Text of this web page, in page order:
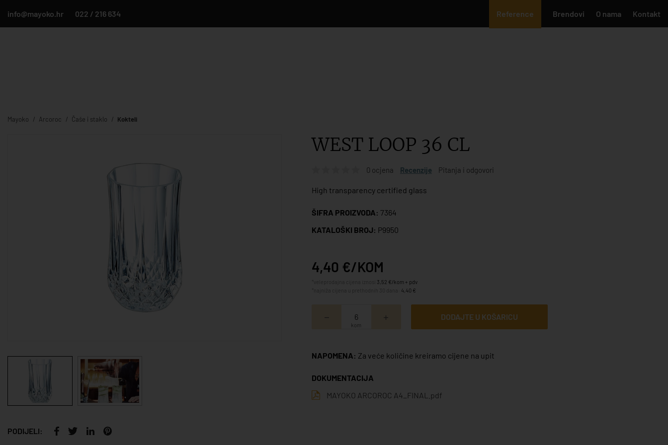
info@mayoko.hr 022 / 216 634 Reference Brendovi O nama Kontakt
Mayoko Arcoroc Čaše i staklo Kokteli
PODIJELI:
WEST LOOP 36 CL
0 ocjena Recenzije Pitanja i odgovori
High transparency certified glass
ŠIFRA PROIZVODA: 7364
KATALOŠKI BROJ: P9950
4,40 €/KOM
3,52 €/kom + pdv
4,40 €
kom
DODAJTE U KOŠARICU
NAPOMENA: Za veće količine kreiramo cijene na upit
DOKUMENTACIJA
MAYOKO ARCOROC A4_FINAL.pdf